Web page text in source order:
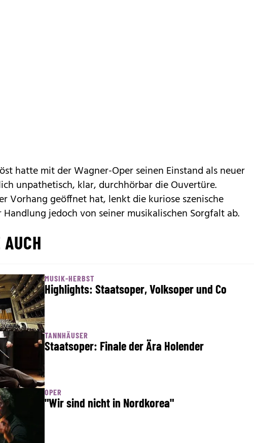
hatte mit der Wagner-Oper seinen Einstand als neuer
unpathetisch, klar, durchhörbar die Ouvertüre.
Vorhang geöffnet hat, lenkt die kuriose szenische
jedoch von seiner musikalischen Sorgfalt ab.
MUSIK-HERBST
Highlights: Staatsoper, Volksoper und Co
TANNHÄUSER
Staatsoper: Finale der Ära Holender
OPER
"Wir sind nicht in Nordkorea"